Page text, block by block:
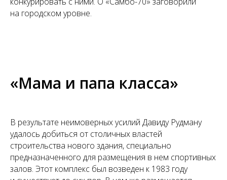
на городском уровне.
«Мама и папа класса»
В результате неимоверных усилий Давиду Рудману
удалось добиться от столичных властей
строительства нового здания, специально
предназначенного для размещения в нем спортивных
залов. Этот комплекс был возведен к 1983 году